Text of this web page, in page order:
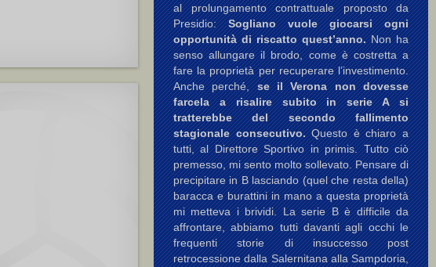
al prolungamento contrattuale proposto da
Presidio:Sogliano vuole giocarsi ogni
opportunità di riscatto quest’anno.Non ha
senso allungare il brodo, come è costretta a
fare la proprietà per recuperare l’investimento.
Anche perché,se il Verona non dovesse
farcela a risalire subito in serie A si
tratterebbe del secondo fallimento
stagionale consecutivo.Questo è chiaro a
tutti, al Direttore Sportivo in primis. Tutto ciò
premesso, mi sento molto sollevato. Pensare di
precipitare in B lasciando (quel che resta della)
baracca e burattini in mano a questa proprietà
mi metteva i brividi. La serie B è difficile da
affrontare, abbiamo tutti davanti agli occhi le
frequenti storie di insuccesso post
retrocessione dalla Salernitana alla Sampdoria,